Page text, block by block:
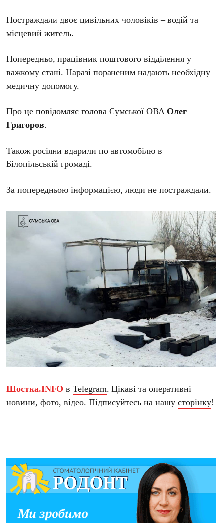
Постраждали двоє цивільних чоловіків – водій та
місцевий житель.
Попередньо, працівник поштового відділення у
важкому стані. Наразі пораненим надають необхідну
медичну допомогу.
Про це повідомляє голова Сумської ОВА Олег
Григоров.
Також росіяни вдарили по автомобілю в
Білопільській громаді.
За попередньою інформацією, люди не постраждали.
Шостка.INFO вTelegram. Цікаві та оперативні
новини, фото, відео. Підписуйтесь на нашусторінку!